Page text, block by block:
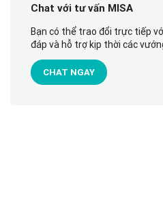
Chat với tư vấn MISA
Bạn có thể trao đổi trực tiếp
đáp và hỗ trợ kịp thời các
CHAT NGAY